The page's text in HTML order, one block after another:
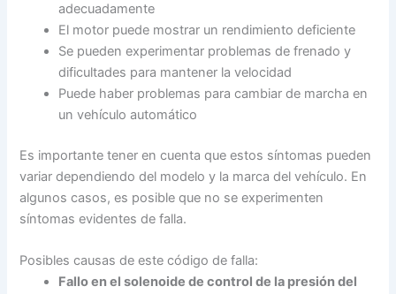
adecuadamente
El motor puede mostrar un rendimiento deficiente
Se pueden experimentar problemas de frenado y
dificultades para mantener la velocidad
Puede haber problemas para cambiar de marcha en
un vehículo automático
Es importante tener en cuenta que estos síntomas pueden
variar dependiendo del modelo y la marca del vehículo. En
algunos casos, es posible que no se experimenten
síntomas evidentes de falla.
Posibles causas de este código de falla:
Fallo en el solenoide de control de la presión del